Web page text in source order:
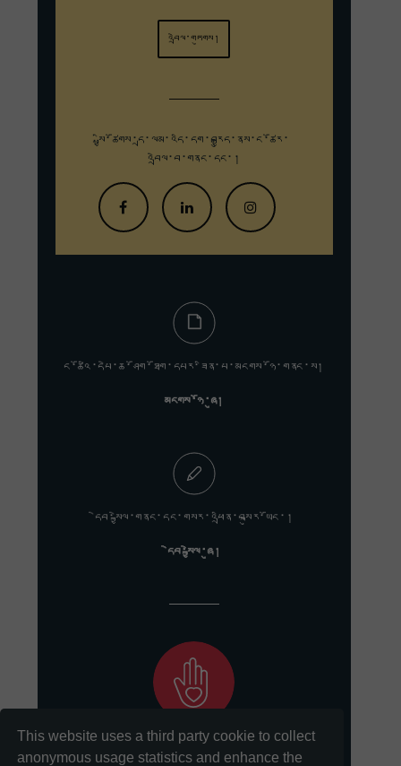
This website uses a third party cookie to collect
anonymous usage statistics and enhance the
འབྲེལ་གཏུགས།
སྤྱི་ཚོགས་དྲ་ལམ་འདི་དག་བརྒྱུད་ ནས་ང་ཚོར་
འབྲེལ་བ་གནང་དང་།
ང་ཚོའི་དཔེ་ཆ་ཤོག་ཐོག་དཔར་ཟིན་པ་མངགས་ཉོ་གནང་ས།
མངགས་ཉོ་ཞུ།
དེབ་སྐྱེལ་གནང་དང་གསར་འཕྲིན་བསྐུར་ཡོང་།
དེབ་སྐྱེལ་ཞུ།
ང་ཚོའི་གསུང་རབ་སྲུང་སྤེལ་གྱི་ལས་དོན་ལ་རྒྱབ་སྐྱོར་གནང་དང་།